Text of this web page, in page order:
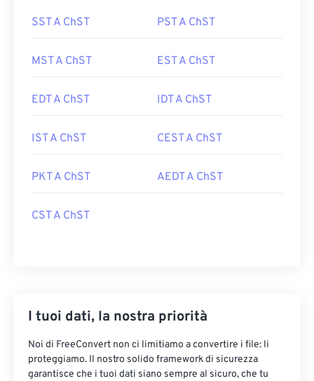
SST A ChST PST A ChST
MST A ChST EST A ChST
EDT A ChST IDT A ChST
IST A ChST CEST A ChST
PKT A ChST AEDT A ChST
CST A ChST
I tuoi dati, la nostra priorità
Noi di FreeConvert non ci limitiamo a convertire i file: li
proteggiamo. Il nostro solido framework di sicurezza
garantisce che i tuoi dati siano sempre al sicuro, che tu